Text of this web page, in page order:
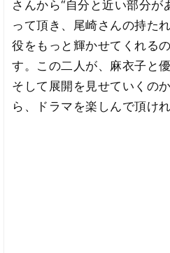
さんから“自分と近い部分が
って頂き、尾崎さんの持た
役をもっと輝かせてくれる
す。この二人が、麻衣子と
そして展開を見せていくの
ら、ドラマを楽しんで頂け